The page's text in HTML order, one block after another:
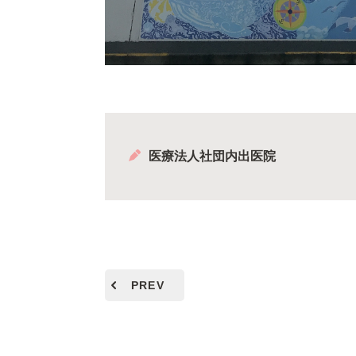
医療法人社団内出医院
PREV